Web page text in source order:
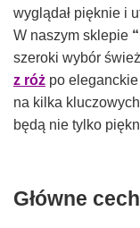
wyglądał pięknie i
W naszym sklepie
szeroki wybór
z róż po eleganckie
na kilka
będą nie tylko
Główne